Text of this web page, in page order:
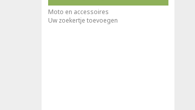
Moto en accessoires
Uw zoekertje toevoegen